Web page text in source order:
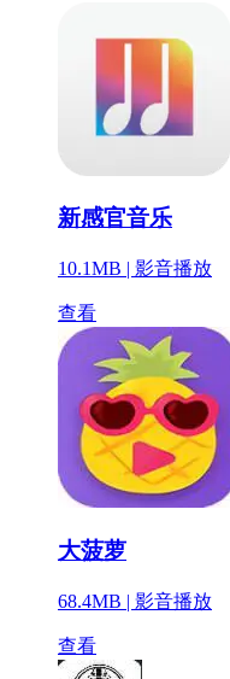
新感官音乐
10.1MB | 影音播放
查看
大菠萝
68.4MB | 影音播放
查看